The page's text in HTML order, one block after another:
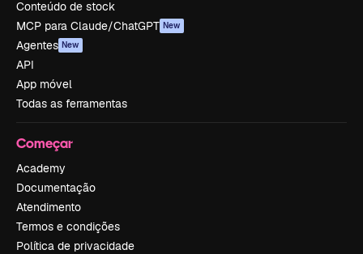
Conteúdo de stock
MCP para Claude/ChatGPT New
Agentes New
API
App móvel
Todas as ferramentas
Começar
Academy
Documentação
Atendimento
Termos e condições
Política de privacidade